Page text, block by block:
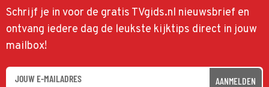
Schrijf je in voor de gratis TVgids.nl nieuwsbrief en
ontvang iedere dag de leukste kijktips direct in jouw
mailbox!
AANMELDEN